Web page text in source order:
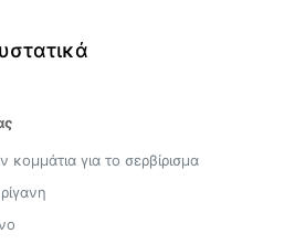
κομμάτια για το σερβίρισμα